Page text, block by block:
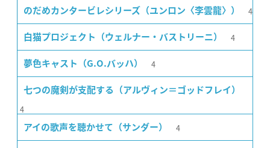
のだめカンタービレシリーズ（ユンロン〈李雲龍〉） 4
白猫プロジェクト（ウェルナー・バストリーニ） 4
夢色キャスト（G.O.バッハ） 4
七つの魔剣が支配する（アルヴィン＝ゴッドフレイ）
4
アイの歌声を聴かせて（サンダー） 4